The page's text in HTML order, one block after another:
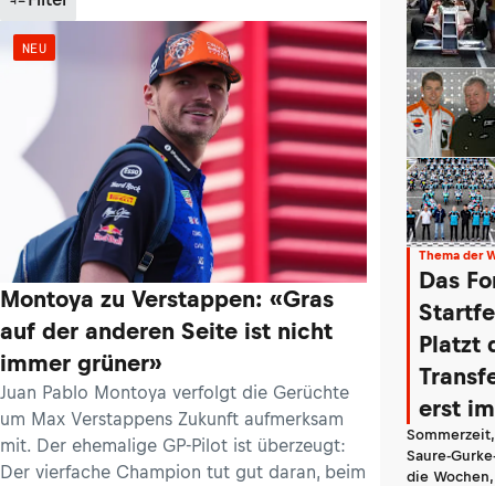
NEU
Montoya zu Verstappen: «Gras
auf der anderen Seite ist nicht
immer grüner»
Juan Pablo Montoya verfolgt die Gerüchte
um Max Verstappens Zukunft aufmerksam
mit. Der ehemalige GP-Pilot ist überzeugt:
Der vierfache Champion tut gut daran, beim
Thema der
Das
Platzt
erst
Saure-
die